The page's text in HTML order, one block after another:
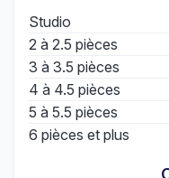
Studio
2 à 2.5 pièces
3 à 3.5 pièces
4 à 4.5 pièces
5 à 5.5 pièces
6 pièces et plus